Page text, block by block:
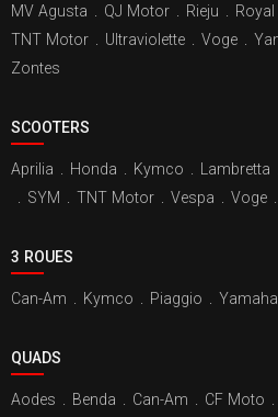
MV Agusta
QJ Motor Rieju Royal
TNT Motor
Ultraviolette Voge
Zontes
SCOOTERS
Aprilia Honda Kymco Lambretta
SYM TNT Motor Vespa Voge
3 ROUES
Can-Am Kymco Piaggio Yamaha
QUADS
Aodes Benda Can-Am CF Moto